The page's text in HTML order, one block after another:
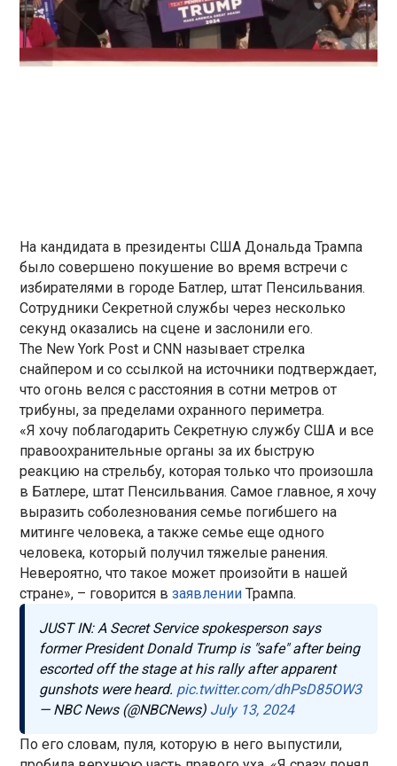
На кандидата в президенты США Дональда Трампа
было совершено покушение во время встречи с
избирателями в городе Батлер, штат Пенсильвания.
Сотрудники Секретной службы через несколько
секунд оказались на сцене и заслонили его.
The New York Post и CNN называет стрелка
снайпером и со ссылкой на источники подтверждает,
что огонь велся с расстояния в сотни метров от
трибуны, за пределами охранного периметра.
«Я хочу поблагодарить Секретную службу США и все
правоохранительные органы за их быструю
реакцию на стрельбу, которая только что произошла
в Батлере, штат Пенсильвания. Самое главное, я хочу
выразить соболезнования семье погибшего на
митинге человека, а также семье еще одного
человека, который получил тяжелые ранения.
Невероятно, что такое может произойти в нашей
стране», – говорится взаявленииТрампа.
JUST IN: A Secret Service spokesperson says
former President Donald Trump is "safe" after being
escorted off the stage at his rally after apparent
gunshots were heard. pic.twitter.com/dhPsD85OW3
— NBC News (@NBCNews) July 13, 2024
По его словам, пуля, которую в него выпустили,